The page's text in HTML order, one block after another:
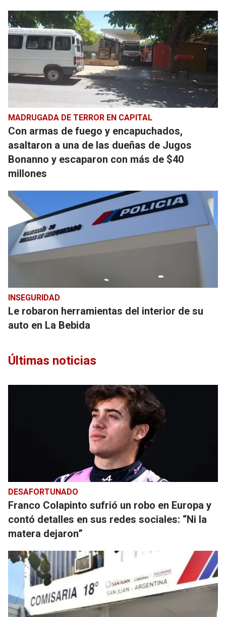
MADRUGADA DE TERROR EN CAPITAL
Con armas de fuego y encapuchados,
asaltaron a una de las dueñas de Jugos
Bonanno y escaparon con más de $40
millones
INSEGURIDAD
Le robaron herramientas del interior de su
auto en La Bebida
Últimas noticias
DESAFORTUNADO
Franco Colapinto sufrió un robo en Europa y
contó detalles en sus redes sociales: “Ni la
matera dejaron”